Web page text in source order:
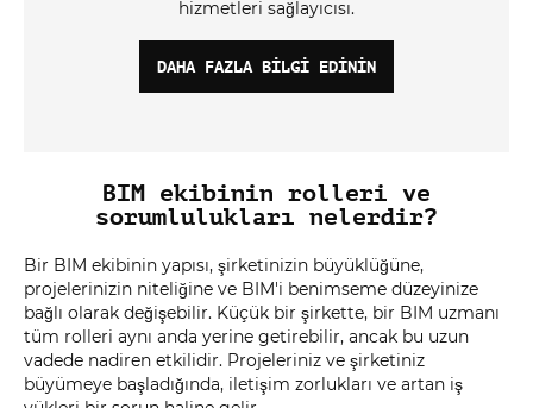
hizmetleri sağlayıcısı.
DAHA FAZLA BILGI EDININ
BIM ekibinin rolleri ve
sorumlulukları nelerdir?
Bir BIM ekibinin yapısı, şirketinizin büyüklüğüne,
projelerinizin niteliğine ve BIM'i benimseme düzeyinize
bağlı olarak değişebilir. Küçük bir şirkette, bir BIM uzmanı
tüm rolleri aynı anda yerine getirebilir, ancak bu uzun
vadede nadiren etkilidir. Projeleriniz ve şirketiniz
büyümeye başladığında, iletişim zorlukları ve artan iş